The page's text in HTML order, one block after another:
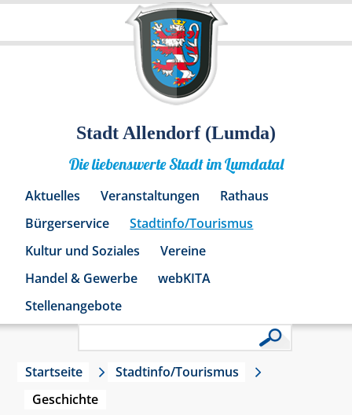
Stadt Allendorf (Lumda)
Die liebenswerte Stadt im Lumdatal
Aktuelles Veranstaltungen
Rathaus
Bürgerservice
Stadtinfo/Tourismus
Kultur und Soziales
Vereine
Handel & Gewerbe
webKITA
Stellenangebote
Startseite
Stadtinfo/Tourismus
Geschichte